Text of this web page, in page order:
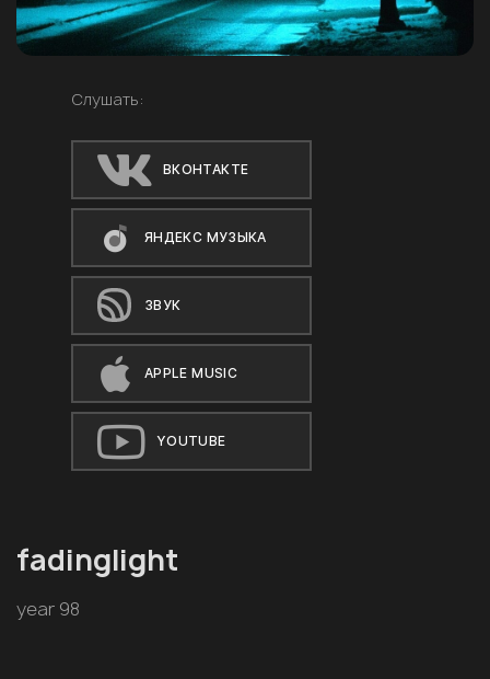
Слушать:
ВКОНТАКТЕ
ЯНДЕКС МУЗЫКА
ЗВУК
APPLE MUSIC
YOUTUBE
fadinglight
year 98